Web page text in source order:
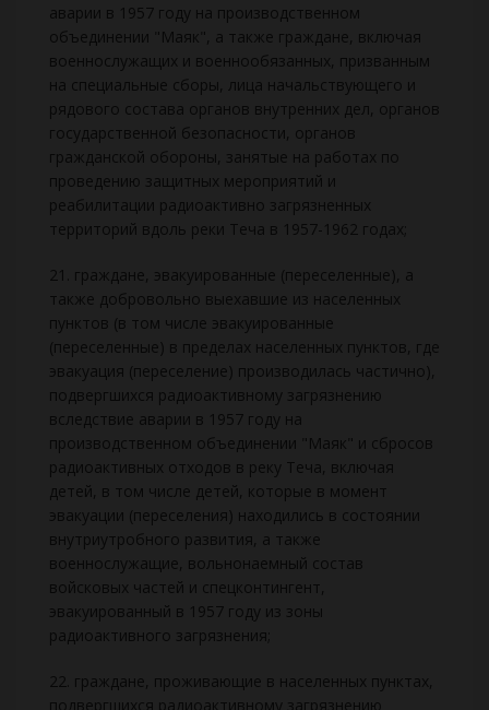
аварии в 1957 году на производственном
объединении "Маяк", а также граждане, включая
военнослужащих и военнообязанных, призванным
на специальные сборы, лица начальствующего и
рядового состава органов внутренних дел, органов
государственной безопасности, органов
гражданской обороны, занятые на работах по
проведению защитных мероприятий и
реабилитации радиоактивно загрязненных
территорий вдоль реки Теча в 1957-1962 годах;
21. граждане, эвакуированные (переселенные), а
также добровольно выехавшие из населенных
пунктов (в том числе эвакуированные
(переселенные) в пределах населенных пунктов, где
эвакуация (переселение) производилась частично),
подвергшихся радиоактивному загрязнению
вследствие аварии в 1957 году на
производственном объединении "Маяк" и сбросов
радиоактивных отходов в реку Теча, включая
детей, в том числе детей, которые в момент
эвакуации (переселения) находились в состоянии
внутриутробного развития, а также
военнослужащие, вольнонаемный состав
войсковых частей и спецконтингент,
эвакуированный в 1957 году из зоны
радиоактивного загрязнения;
22. граждане, проживающие в населенных пунктах,
подвергшихся радиоактивному загрязнению